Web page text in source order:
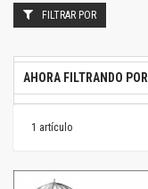
1 artículo
FILTRAR POR
AHORA FILTRANDO POR